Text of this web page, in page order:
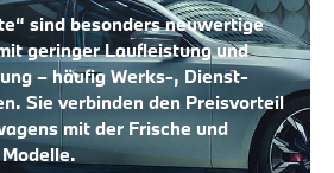
sind besonders neuwertige
geringer Laufleistung und
– häufig Werks-, Dienst-
Sie verbinden den Preisvorteil
mit der Frische und